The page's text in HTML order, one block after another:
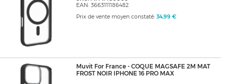
EAN: 3663111186482
Prix de vente moyen constaté: 34,99 €
Muvit For France - COQUE MAGSAFE 2M MAT
FROST NOIR IPHONE 16 PRO MAX